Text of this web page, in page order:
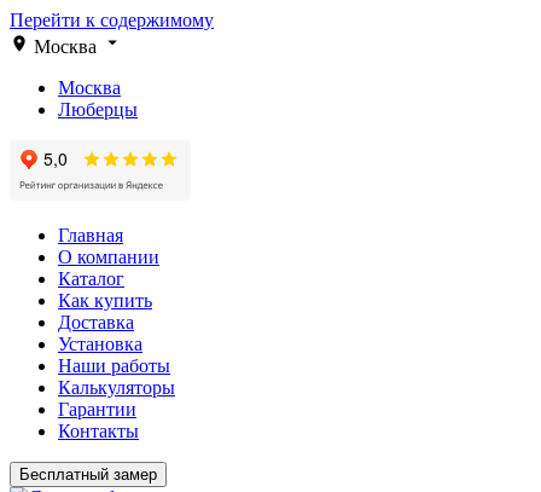
Перейти к содержимому
Москва
Москва
Люберцы
Главная
О компании
Каталог
Как купить
Доставка
Установка
Наши работы
Калькуляторы
Гарантии
Контакты
Бесплатный замер